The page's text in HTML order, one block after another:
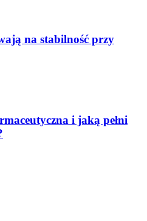
na stabilność przy
i jaką pełni